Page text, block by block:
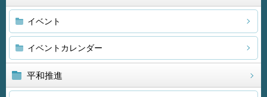
イベント
イベントカレンダー
平和推進